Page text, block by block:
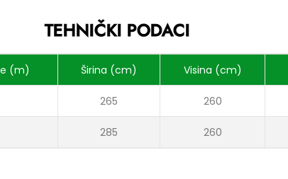
TEHNIČKI PODACI
(m) Širina (cm) Visina (cm)
265 260
285 260